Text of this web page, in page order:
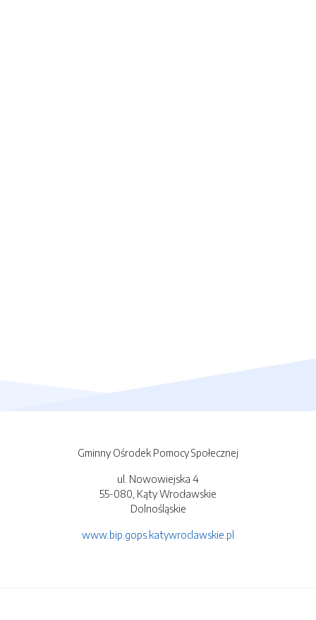
Gminny Ośrodek Pomocy Społecznej
ul. Nowowiejska 4
55-080, Kąty Wrocławskie
Dolnośląskie
www.bip.gops.katywroclawskie.pl